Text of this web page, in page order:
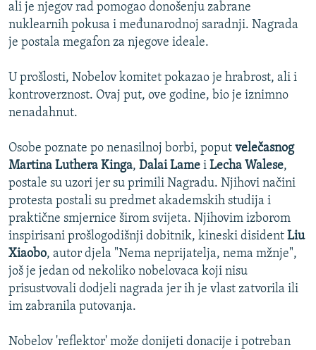
ali je njegov rad pomogao donošenju zabrane
nuklearnih pokusa i međunarodnoj saradnji. Nagrada
je postala megafon za njegove ideale.
U prošlosti, Nobelov komitet pokazao je hrabrost, ali i
kontroverznost. Ovaj put, ove godine, bio je iznimno
nenadahnut.
Osobe poznate po nenasilnoj borbi, poput velečasnog
Martina Luthera Kinga, Dalai Lame i Lecha Walese,
postale su uzori jer su primili Nagradu. Njihovi načini
protesta postali su predmet akademskih studija i
praktične smjernice širom svijeta. Njihovim izborom
inspirisani prošlogodišnji dobitnik, kineski disident Liu
Xiaobo, autor djela "Nema neprijatelja, nema mžnje",
još je jedan od nekoliko nobelovaca koji nisu
prisustvovali dodjeli nagrada jer ih je vlast zatvorila ili
im zabranila putovanja.
Nobelov 'reflektor' može donijeti donacije i potreban